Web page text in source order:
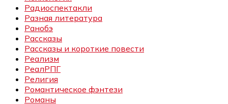
Радиоспектакли
Разная литература
Ранобэ
Рассказы
Рассказы и короткие повести
Реализм
РеалРПГ
Религия
Романтическое фэнтези
Романы